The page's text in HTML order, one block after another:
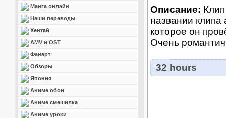
Манга онлайн
Наши переводы
Хентай
AMV и OST
Фанарт
Обзоры
Япония
Аниме обои
Аниме смешилка
Аниме уроки
Описание:
названии клипа
которое он
Очень
32 hours